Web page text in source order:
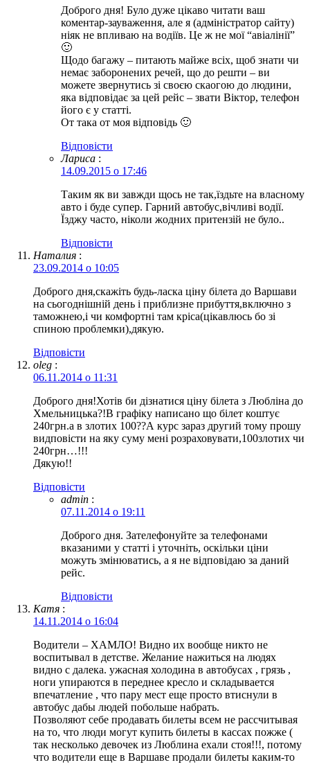
Доброго дня! Було дуже цікаво читати ваш
коментар-зауваження, але я (адміністратор сайту)
ніяк не впливаю на водіїв. Це ж не мої “авіалінії”
🙂
Щодо багажу – питають майже всіх, щоб знати чи
немає заборонених речей, що до решти – ви
можете звернутись зі своєю скаогою до людини,
яка відповідає за цей рейс – звати Віктор, телефон
його є у статті.
От така от моя відповідь 🙂
Відповіcти
Лариса :
14.09.2015 о 17:46
Таким як ви завжди щось не так,їздьте на власному
авто і буде супер. Гарний автобус,вічливі водії.
Їзджу часто, ніколи жодних притензій не було..
Відповіcти
Наталия :
23.09.2014 о 10:05
Доброго дня,скажіть будь-ласка ціну білета до Варшави
на сьогоднішній день і приблизне прибуття,включно з
таможнею,і чи комфортні там кріса(цікавлюсь бо зі
спиною проблемки),дякую.
Відповіcти
oleg :
06.11.2014 о 11:31
Доброго дня!Хотів би дізнатися ціну білета з Любліна до
Хмельницька?!В графіку написано що білет коштує
240грн.а в злотих 100??А курс зараз другий тому прошу
видповісти на яку суму мені розраховувати,100злотих чи
240грн…!!!
Дякую!!
Відповіcти
admin :
07.11.2014 о 19:11
Доброго дня. Зателефонуйте за телефонами
вказаними у статті і уточніть, оскільки ціни
можуть змінюватись, а я не відповідаю за даний
рейс.
Відповіcти
Катя :
14.11.2014 о 16:04
Водители – ХАМЛО! Видно их вообще никто не
воспитывал в детстве. Желание нажиться на людях
видно с далека. ужасная холодина в автобусах , грязь ,
ноги упираются в переднее кресло и складывается
впечатление , что пару мест еще просто втиснули в
автобус дабы людей побольше набрать.
Позволяют себе продавать билеты всем не рассчитывая
на то, что люди могут купить билеты в кассах пожже (
так несколько девочек из Люблина ехали стоя!!!, потому
что водители еще в Варшаве продали билеты каким-то